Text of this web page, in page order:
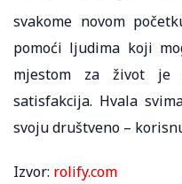
svakome novom
pomoći ljudima koji
mjestom za život je
satisfakcija. Hvala
svoju društveno –
Izvor: rolify.com